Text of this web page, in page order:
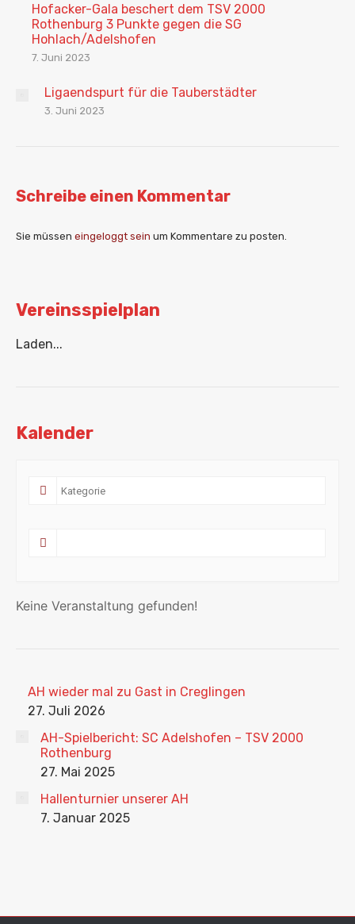
Hofacker-Gala beschert dem TSV 2000
Rothenburg 3 Punkte gegen die SG
Hohlach/Adelshofen
7. Juni 2023
Ligaendspurt für die Tauberstädter
3. Juni 2023
Schreibe einen Kommentar
Sie müssen eingeloggt sein um Kommentare zu posten.
Vereinsspielplan
Laden...
Kalender
Keine Veranstaltung gefunden!
AH wieder mal zu Gast in Creglingen
27. Juli 2026
AH-Spielbericht: SC Adelshofen – TSV 2000
Rothenburg
27. Mai 2025
Hallenturnier unserer AH
7. Januar 2025